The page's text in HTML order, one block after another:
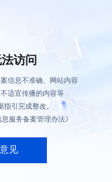
访问
信息不准确、网站内容
适宜传播的内容等
引完成整改。
服务备案管理办法》
见